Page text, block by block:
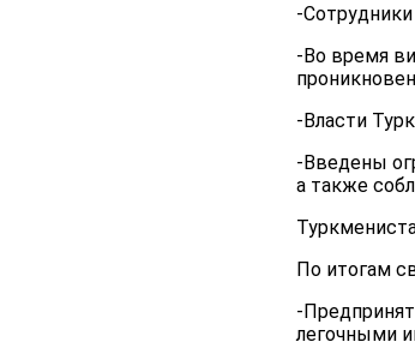
-
-Во время
-Власти
-Введены
а также
По итогам
-
легочными